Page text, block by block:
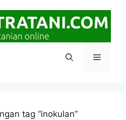
Menu
tag “inokulan”